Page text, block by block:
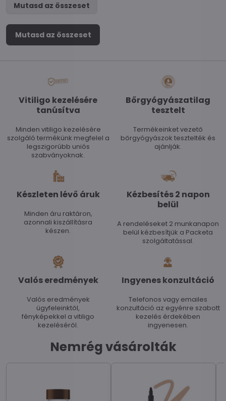
Mutasd az összeset
Mutasd az összeset
Vitiligo kezelésére
tanúsítva
Minden vitiligo kezelésére
szolgáló termékünk megfelel a
legszigorúbb uniós
szabványoknak.
Bőrgyógyászatilag
tesztelt
Termékeinket vezető
bőrgyógyászok tesztelték és
ajánlják.
Készleten lévő áruk
Minden áru raktáron,
azonnali kiszállításra
készen.
Kézbesítés 2 napon
belül
A rendeléseket 2 munkanapon
belül kézbesítjük a Packeta
szolgáltatással.
Valós eredmények
Valós eredmények
ügyfeleinktől,
fényképekkel a vitiligo
kezeléséről.
Ingyenes konzultáció
Telefonos vagy emailes
konzultáció az egyénre szabott
kezelés érdekében
ingyenesen.
Nemrég vásárolták